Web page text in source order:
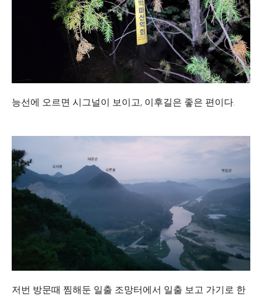
능선에 오르면 시그널이 보이고, 이후길은 좋은 편이다.
저번 방문때 찜해둔 일출 조망터에서 일출 보고 가기로 한